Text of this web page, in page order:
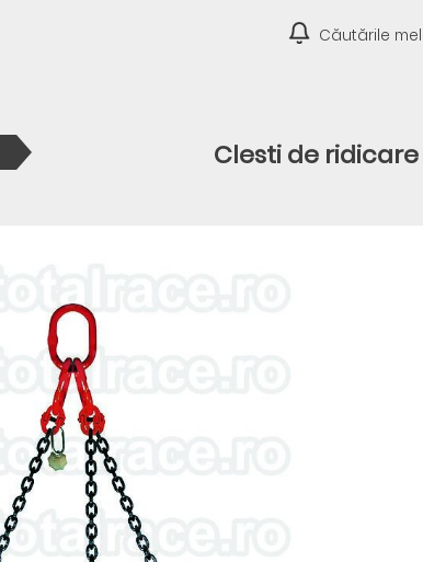
Căutările
Clesti de ridicare